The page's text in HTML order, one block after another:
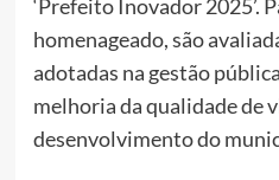
‘Prefeito Inovador 2025’.
homenageado, são
adotadas na gestão
melhoria da qualidade de
desenvolvimento do